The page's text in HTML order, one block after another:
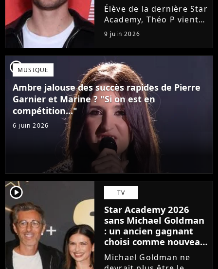
Élève de la dernière Star
Academy, Théo P vient
de sortir son premier
single Garçon solide. En
interview, l'ancien
candidat se livre à
coeur ouvert sur
l'avenir incertain dans
le milieu...
9 juin 2026
player2MUSIQUE
Ambre jalouse des succès rapides de Pierre
Garnier et Marine ? "Si on est en
compétition..."
6 juin 2026
player2 TV
Star Academy 2026
sans Michael Goldman
: un ancien gagnant
choisi comme nouveau
directeur ?
Michael Goldman ne